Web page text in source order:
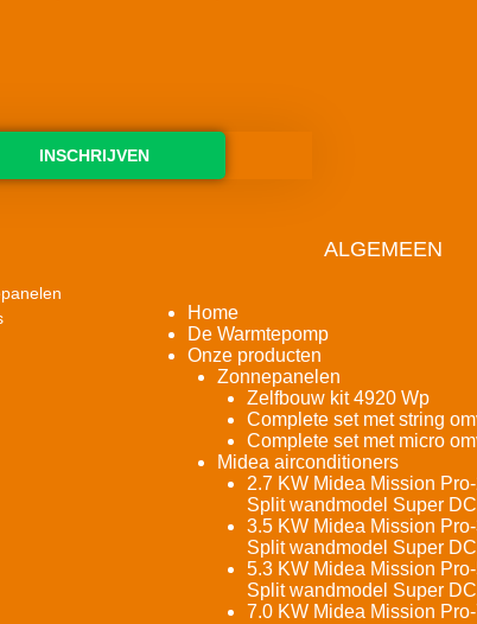
INSCHRIJVEN
ALGEMEEN
Home
De Warmtepomp
Onze producten
Zonnepanelen
Zelfbouw kit 4920 Wp
Complete set met string
Complete set met micro
Midea airconditioners
2.7 KW Midea Mission
Split wandmodel Super
3.5 KW Midea Mission
Split wandmodel Super
5.3 KW Midea Mission
Split wandmodel Super
7.0 KW Midea Mission